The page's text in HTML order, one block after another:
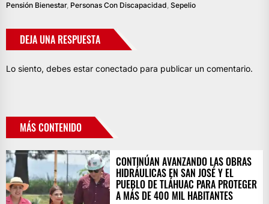
Pensión Bienestar, Personas Con Discapacidad, Sepelio
DEJA UNA RESPUESTA
Lo siento, debes estar conectado para publicar un comentario.
MÁS CONTENIDO
CONTINÚAN AVANZANDO LAS OBRAS
HIDRÁULICAS EN SAN JOSÉ Y EL
PUEBLO DE TLÁHUAC PARA PROTEGER
A MÁS DE 400 MIL HABITANTES